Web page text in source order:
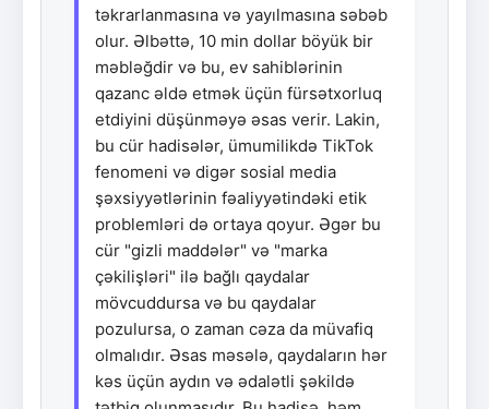
təkrarlanmasına və yayılmasına səbəb
olur. Əlbəttə, 10 min dollar böyük bir
məbləğdir və bu, ev sahiblərinin
qazanc əldə etmək üçün fürsətxorluq
etdiyini düşünməyə əsas verir. Lakin,
bu cür hadisələr, ümumilikdə TikTok
fenomeni və digər sosial media
şəxsiyyətlərinin fəaliyyətindəki etik
problemləri də ortaya qoyur. Əgər bu
cür "gizli maddələr" və "marka
çəkilişləri" ilə bağlı qaydalar
mövcuddursa və bu qaydalar
pozulursa, o zaman cəza da müvafiq
olmalıdır. Əsas məsələ, qaydaların hər
kəs üçün aydın və ədalətli şəkildə